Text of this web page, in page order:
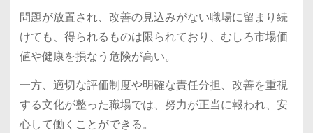
問題が放置され、改善の見込みがない職場に留まり続
けても、得られるものは限られており、むしろ市場価
値や健康を損なう危険が高い。
一方、適切な評価制度や明確な責任分担、改善を重視
する文化が整った職場では、努力が正当に報われ、安
心して働くことができる。